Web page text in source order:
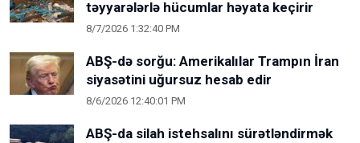
təyyarələrlə hücumlar həyata keçirir
8/7/2026 1:32:40 PM
ABŞ-də sorğu: Amerikalılar Trampın İran
siyasətini uğursuz hesab edir
8/6/2026 12:40:01 PM
ABŞ-da silah istehsalını sürətləndirmək